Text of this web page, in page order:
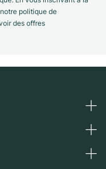
politique de
des offres